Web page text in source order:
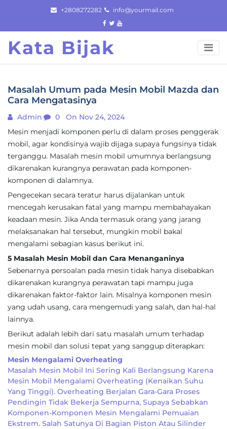
content
+2808272282 info@yourmail.com
Kata Bijak
Masalah Umum pada Mesin Mobil Mazda dan
Cara Mengatasinya
Admin 0
On Nov 24, 2024
Mesin menjadi komponen perlu di dalam proses penggerak
mobil, agar kondisinya wajib dijaga supaya fungsinya tidak
terganggu. Masalah mesin mobil umumnya berlangsung
dikarenakan kurangnya perawatan pada komponen-
komponen di dalamnya.
Pengecekan secara teratur harus dijalankan untuk
mencegah kerusakan fatal yang mampu membahayakan
keadaan mesin. Jika Anda termasuk orang yang jarang
melaksanakan hal tersebut, mungkin mobil bakal
mengalami sebagian kasus berikut ini.
5 Masalah Mesin Mobil dan Cara Menanganinya
Sebenarnya persoalan pada mesin tidak hanya disebabkan
dikarenakan kurangnya perawatan tapi mampu juga
dikarenakan faktor-faktor lain. Misalnya komponen mesin
yang udah usang, cara mengemudi yang salah, dan hal-hal
lainnya.
Berikut adalah lebih dari satu masalah umum terhadap
mesin mobil dan solusi tepat yang sanggup diterapkan:
Mesin Mengalami Overheating
Masalah Mesin Mobil Ini Sering Kali Berlangsung Karena
Mesin Mobil Mengalami Overheating (kenaikan Suhu
Yang Tinggi). Overheating Berjalan Gara-Gara Proses
Pendingin Tidak Bekerja Sempurna, Supaya Sebabkan
Komponen-Komponen Mesin Mengalami Pemuaian
Ekstrem. Salah Satunya Di Bagian Piston Atau Silinder